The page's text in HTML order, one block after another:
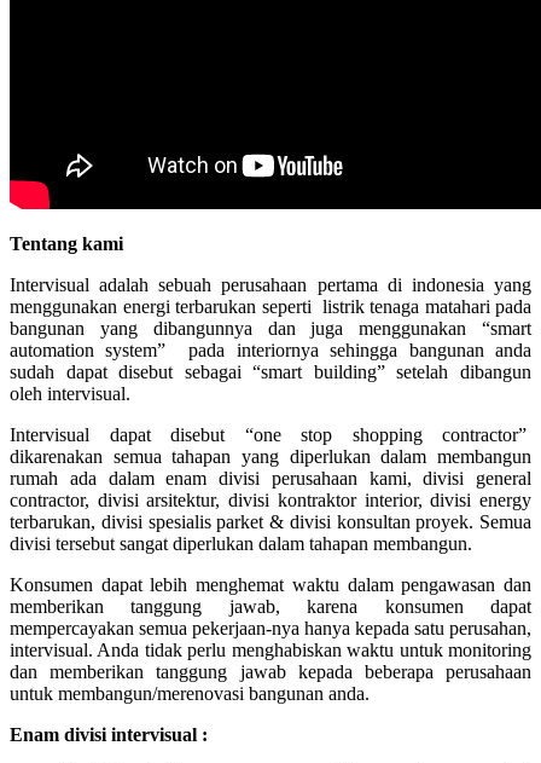
Tentang kami
Intervisual adalah sebuah perusahaan pertama di indonesia yang
menggunakan energi terbarukan seperti listrik tenaga matahari pada
bangunan yang dibangunnya dan juga menggunakan “smart
automation system” pada interiornya sehingga bangunan anda
sudah dapat disebut sebagai “smart building” setelah dibangun
oleh intervisual.
Intervisual dapat disebut “one stop shopping contractor”
dikarenakan semua tahapan yang diperlukan dalam membangun
rumah ada dalam enam divisi perusahaan kami, divisi general
contractor, divisi arsitektur, divisi kontraktor interior, divisi energy
terbarukan, divisi spesialis parket & divisi konsultan proyek. Semua
divisi tersebut sangat diperlukan dalam tahapan membangun.
Konsumen dapat lebih menghemat waktu dalam pengawasan dan
memberikan tanggung jawab, karena konsumen dapat
mempercayakan semua pekerjaan-nya hanya kepada satu perusahan,
intervisual. Anda tidak perlu menghabiskan waktu untuk monitoring
dan memberikan tanggung jawab kepada beberapa perusahaan
untuk membangun/merenovasi bangunan anda.
Enam divisi intervisual :